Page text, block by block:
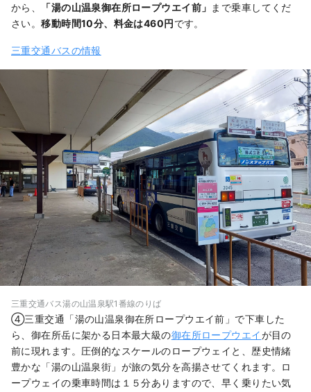
から、 「湯の山温泉御在所ロープウエイ前」 まで乗車してくだ
さい。移動時間10分、料金は460円です。
三重交通バスの情報
三重交通バス湯の山温泉駅1番線のりば
④三重交通「湯の山温泉御在所ロープウエイ前」で下車した
ら、御在所岳に架かる日本最大級の御在所ロープウエイが目の
前に現れます。圧倒的なスケールのロープウェイと、歴史情緒
豊かな「湯の山温泉街」が旅の気分を高揚させてくれます。ロ
ープウェイの乗車時間は１５分ありますので、早く乗りたい気